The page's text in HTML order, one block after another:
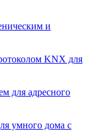
и
KNX для
для адресного
умного дома с